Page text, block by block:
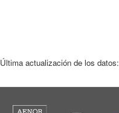
Última actualización de los datos: